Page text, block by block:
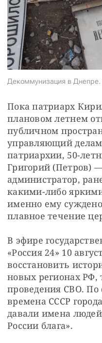
Декоммунизация в
Пока патриарх
плановом летнем
публичном
управляющий
патриархии, 50-
Григорий (Петров)
администратор,
какими-либо
именно ему
плавное течение
В эфире
«Россия 24» 10
восстановить
новых регионах РФ,
проведения СВО. По
времена СССР
давали имена
России блага».
Если у вас есть вопросы,
звоните:
+7 (929) 612-03-68